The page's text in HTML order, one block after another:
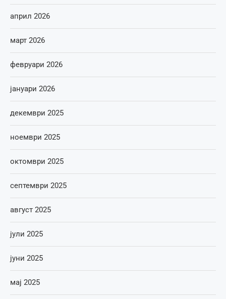
април 2026
март 2026
февруари 2026
јануари 2026
декември 2025
ноември 2025
октомври 2025
септември 2025
август 2025
јули 2025
јуни 2025
мај 2025